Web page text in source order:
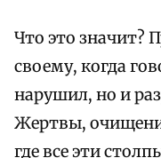
Что это значит?
своему, когда
нарушил, но и
Жертвы,
где все эти